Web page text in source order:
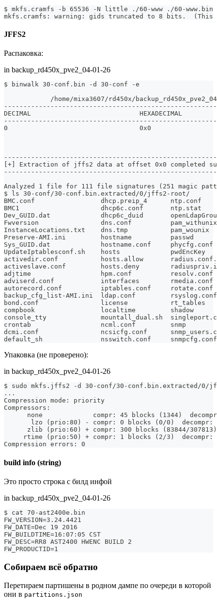
$ mkfs.cramfs -b 65536 -N little ./60-www ./60-www.bin
mkfs.cramfs: warning: gids truncated to 8 bits.  (This
JFFS2
Распаковка:
in backup_rd450x_pve2_04-01-26
$ binwalk 30-conf.bin -d 30-conf -e
/home/mixa3607/rd450x/
DECIMAL                            HEXADECIMAL
0                                  0x0
[+] Extraction of jffs2 data at offset 0x0 completed
Analyzed 1 file for 111 file signatures (251 magic
$ ls 30-conf/30-conf.bin.extracted/0/jffs2-root/
BMC.conf                 dhcp.preip_4      ntp.conf
BMC1                     dhcp6c.conf       ntp.stat
Dev_GUID.dat             dhcp6c_duid
Fwversion                dns.conf          pam_withunix
InstanceLocations.txt    dns.tmp           pam_wounix
Preserve-AMI.ini         hostname          passwd
Sys_GUID.dat             hostname.conf
UpdateIptablesconf.sh    hosts
activedir.conf           hosts.allow
activeslave.conf         hosts.deny
adjtime                  hpm.conf          resolv.conf
adviserd.conf            interfaces        rmedia.conf
autorecord.conf          iptables.conf     rotate.conf
backup_cfg_list-AMI.ini  ldap.conf
bond.conf                license           rt_tables
compbook                 localtime         shadow
console_tty              mountall_dual.sh
crontab                  ncml.conf         snmp
dcmi.conf                ncsicfg.conf
default_sh               nsswitch.conf     snmpcfg.conf
Упаковка (не проверено):
in backup_rd450x_pve2_04-01-26
$ sudo mkfs.jffs2 -d 30-conf/30-conf.bin.extracted/
...
Compression mode: priority
Compressors:
none             compr: 45 blocks (1344)
lzo (prio:80) - compr: 0 blocks (0/0)  decompr:
zlib (prio:60) + compr: 300 blocks (83844/
rtime (prio:50) + compr: 1 blocks (2/3)  decompr:
Compression errors: 0
build info (string)
Это просто строка с билд инфой
in backup_rd450x_pve2_04-01-26
$ cat 70-ast2400e.bin
FW_VERSION=3.24.4421
FW_DATE=Dec 19 2016
FW_BUILDTIME=16:07:05 CST
FW_DESC=RR8 AST2400 HWENC BUILD 2
FW_PRODUCTID=1
Собираем всё обратно
Перетираем партишены в родном дампе по очереди в которой
они в partitions.json